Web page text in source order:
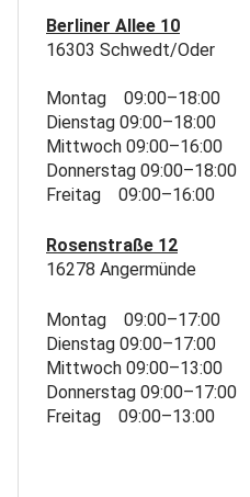
Berliner Allee 10
16303 Schwedt/Oder
Montag 09:00–18:00
Dienstag 09:00–18:00
Mittwoch 09:00–16:00
Donnerstag 09:00–18:00
Freitag 09:00–16:00
Rosenstraße 12
16278 Angermünde
Montag 09:00–17:00
Dienstag 09:00–17:00
Mittwoch 09:00–13:00
Donnerstag 09:00–17:00
Freitag 09:00–13:00